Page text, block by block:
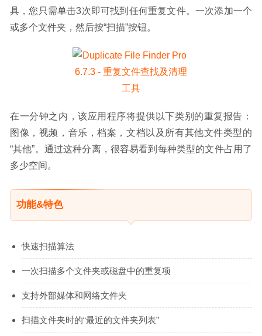
具，您只需单击3次即可找到任何重复文件。一次添加一个
或多个文件夹，然后按“扫描”按钮。
在一分钟之内，该应用程序将提供以下类别的重复报告：
图像，视频，音乐，档案，文档以及所有其他文件类型的
“其他”。通过这种分离，很容易看到每种类型的文件占用了
多少空间。
功能&特色
快速扫描算法
一次扫描多个文件夹或磁盘中的重复项
支持外部媒体和网络文件夹
扫描文件夹时的“最近的文件夹列表”